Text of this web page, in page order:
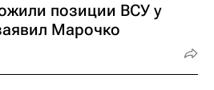
позиции ВСУ у
Марочко